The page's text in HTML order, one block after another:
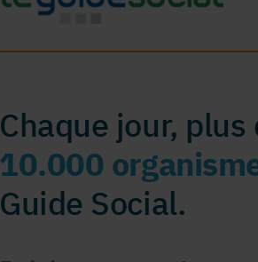
Chaque jour, plus
10.000
Guide Social.